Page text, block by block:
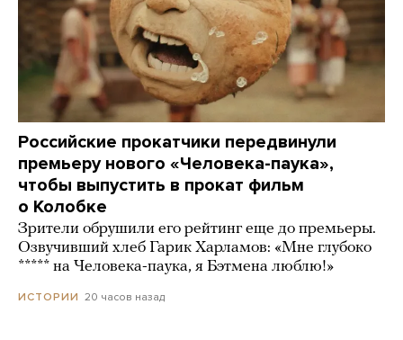
Российские прокатчики передвинули
премьеру нового «Человека-паука»,
чтобы выпустить в прокат фильм
о Колобке
Зрители обрушили его рейтинг еще до премьеры.
Озвучивший хлеб Гарик Харламов: «Мне глубоко
***** на Человека-паука, я Бэтмена люблю!»
ИСТОРИИ 20 часов назад